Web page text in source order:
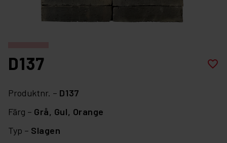
D137 favorite_border
Produktnr. – D137
Färg – Grå, Gul, Orange
Typ – Slagen